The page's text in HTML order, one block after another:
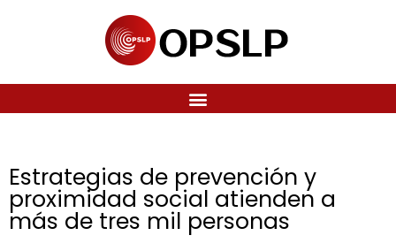
Estrategias de prevención y
proximidad social atienden a
más de tres mil personas